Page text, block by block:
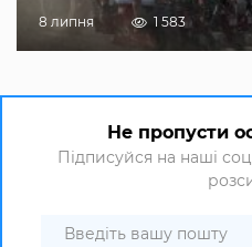
8 липня 1 583
Не пропусти
Підписуйся на наші